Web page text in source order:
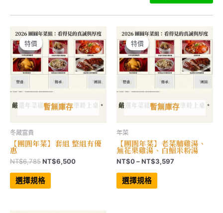
特價
暫無庫存
特價
冬藏富貴
【團圓年菜】套組 整組有優
惠
NT$6,785原
價
格：
NT$6,500目
選擇規格
此
品
特價
暫無庫存
特價
年菜
【團圓年菜】老菜脯雞湯、
無花果雞湯、白鯧米粉湯
NT$0–NT$3,597價
選擇規格
此
品